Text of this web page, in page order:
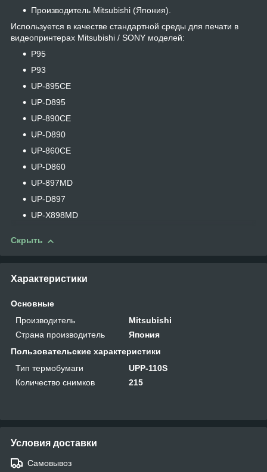
Производитель Mitsubishi (Япония).
Используется в качестве стандартной среды для печати в
видеопринтерах Mitsubishi / SONY моделей:
P95
P93
UP-895CE
UP-D895
UP-890CE
UP-D890
UP-860CE
UP-D860
UP-897MD
UP-D897
UP-X898MD
Скрыть
Характеристики
Основные
Производитель
Mitsubishi
Страна производитель
Япония
Пользовательские характеристики
Тип термобумаги
UPP-110S
Количество снимков
215
Условия доставки
Самовывоз